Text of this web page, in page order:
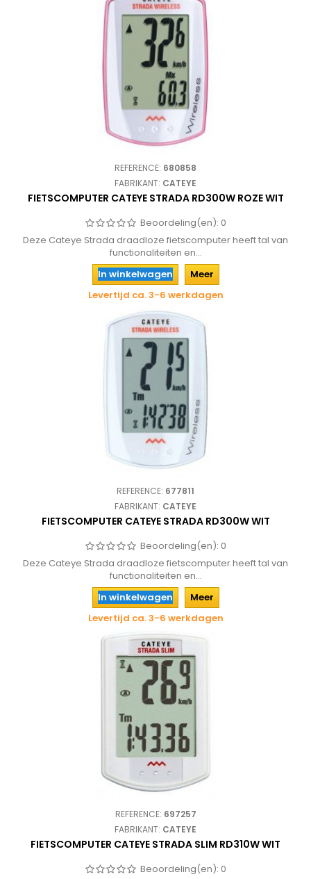
REFERENCE: 680858
FABRIKANT: CATEYE
FIETSCOMPUTER CATEYE STRADA RD300W ROZE WIT
Beoordeling(en): 0
Deze Cateye Strada draadloze fietscomputer heeft tal van
functionaliteiten en...
In winkelwagen
Meer
Levertijd ca. 3-6 werkdagen
REFERENCE: 677811
FABRIKANT: CATEYE
FIETSCOMPUTER CATEYE STRADA RD300W WIT
Beoordeling(en): 0
Deze Cateye Strada draadloze fietscomputer heeft tal van
functionaliteiten en...
In winkelwagen
Meer
Levertijd ca. 3-6 werkdagen
REFERENCE: 697257
FABRIKANT: CATEYE
FIETSCOMPUTER CATEYE STRADA SLIM RD310W WIT
Beoordeling(en): 0